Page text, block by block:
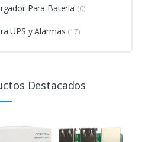
Para Batería (0)
UPS y Alarmas (17)
Destacados